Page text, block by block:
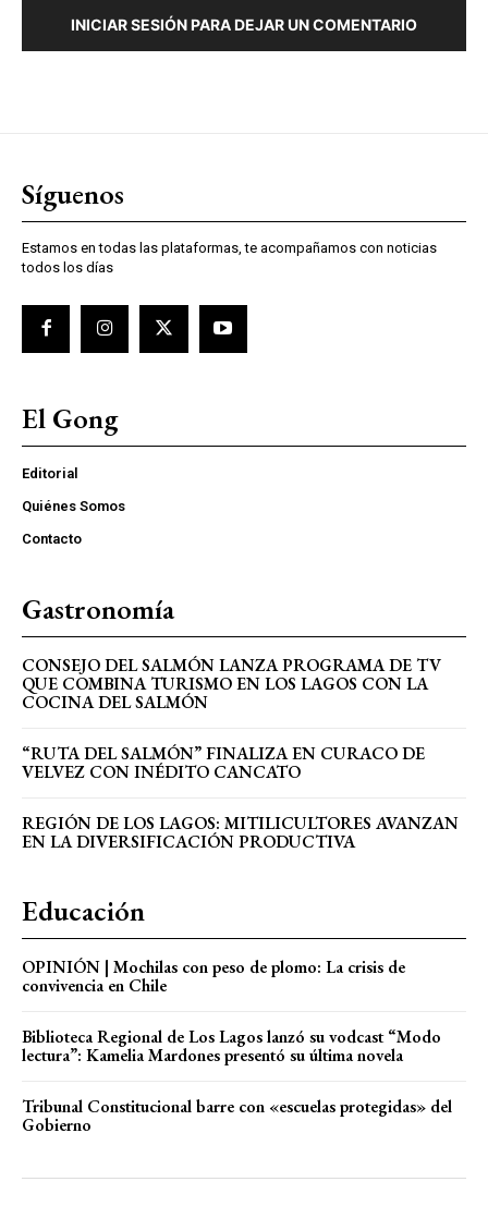
INICIAR SESIÓN PARA DEJAR UN COMENTARIO
Síguenos
Estamos en todas las plataformas, te acompañamos con noticias
todos los días
El Gong
Editorial
Quiénes Somos
Contacto
Gastronomía
CONSEJO DEL SALMÓN LANZA PROGRAMA DE TV
QUE COMBINA TURISMO EN LOS LAGOS CON LA
COCINA DEL SALMÓN
“RUTA DEL SALMÓN” FINALIZA EN CURACO DE
VELVEZ CON INÉDITO CANCATO
REGIÓN DE LOS LAGOS: MITILICULTORES AVANZAN
EN LA DIVERSIFICACIÓN PRODUCTIVA
Educación
OPINIÓN | Mochilas con peso de plomo: La crisis de
convivencia en Chile
Biblioteca Regional de Los Lagos lanzó su vodcast “Modo
lectura”: Kamelia Mardones presentó su última novela
Tribunal Constitucional barre con «escuelas protegidas» del
Gobierno